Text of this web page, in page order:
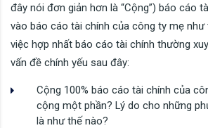
đây nói đơn giản hơn là “Cộng”) báo cáo
vào báo cáo tài chính của công ty mẹ như
việc hợp nhất báo cáo tài chính thường
vấn đề chính yếu sau đây:
Cộng 100% báo cáo tài chính của
cộng một phần? Lý do cho những
là như thế nào?